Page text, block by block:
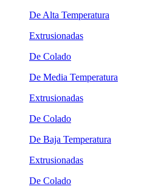
De Alta Temperatura
Extrusionadas
De Colado
De Media Temperatura
Extrusionadas
De Colado
De Baja Temperatura
Extrusionadas
De Colado